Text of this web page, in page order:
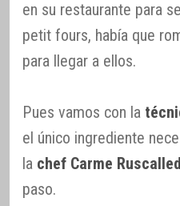
en su restaurante para
petit fours, había que
para llegar a ellos.
Pues vamos con la
el único ingrediente
la chef Carme
paso.